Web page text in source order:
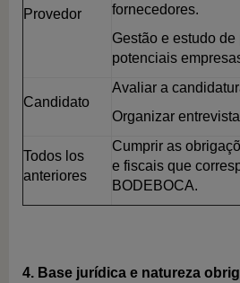
Provedor
fornecedores.
Gestão e estudo de
potenciais
Candidato
Avaliar a
Organizar
Todos los
anteriores
Cumprir as
e fiscais que
BODEBOCA.
4. Base jurídica e natureza